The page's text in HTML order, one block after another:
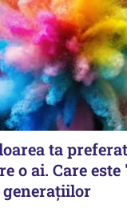
ta
o ai. Care este